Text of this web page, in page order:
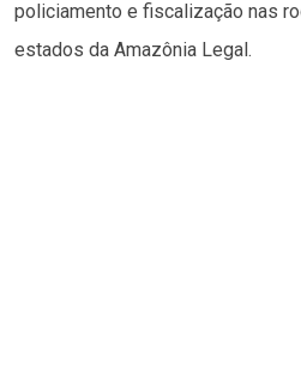
policiamento e fiscalização nas
estados da Amazônia Legal.